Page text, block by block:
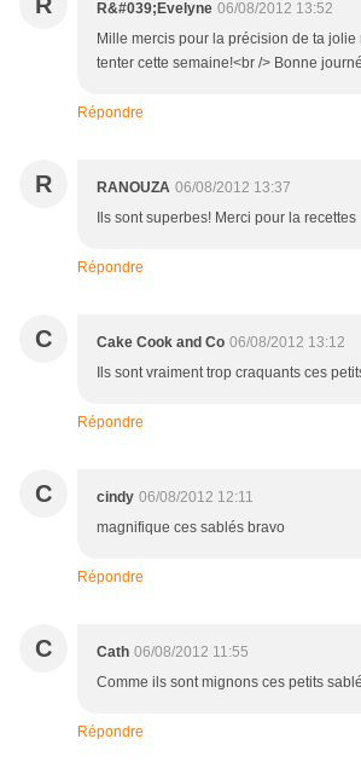
R&#039;Evelyne 06/08/2012 13:52
Mille mercis pour la précision de ta jolie
tenter cette semaine!<br /> Bonne
Répondre
R RANOUZA 06/08/2012 13:37
Ils sont superbes! Merci pour la recettes
Répondre
C Cake Cook and Co 06/08/2012 13:12
Ils sont vraiment trop craquants ces
Répondre
C cindy 06/08/2012 12:11
magnifique ces sablés bravo
Répondre
C Cath 06/08/2012 11:55
Comme ils sont mignons ces petits
Répondre